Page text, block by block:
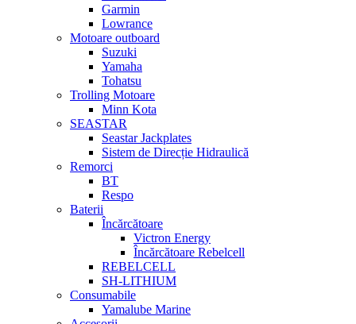
Garmin
Lowrance
Motoare outboard
Suzuki
Yamaha
Tohatsu
Trolling Motoare
Minn Kota
SEASTAR
Seastar Jackplates
Sistem de Direcție Hidraulică
Remorci
BT
Respo
Baterii
Încărcătoare
Victron Energy
Încărcătoare Rebelcell
REBELCELL
SH-LITHIUM
Consumabile
Yamalube Marine